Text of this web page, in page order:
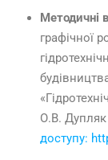
Методичні
графічної
О.В.
доступу: